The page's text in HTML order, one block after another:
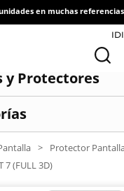
en muchas
Acceso /
y Protectores
>
Protector
7 (FULL 3D)